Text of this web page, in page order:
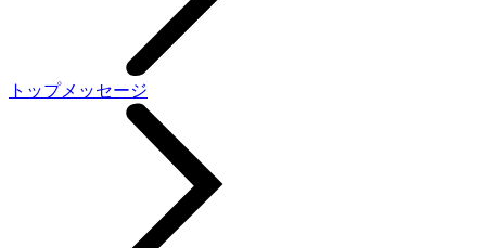
トップメッセージ